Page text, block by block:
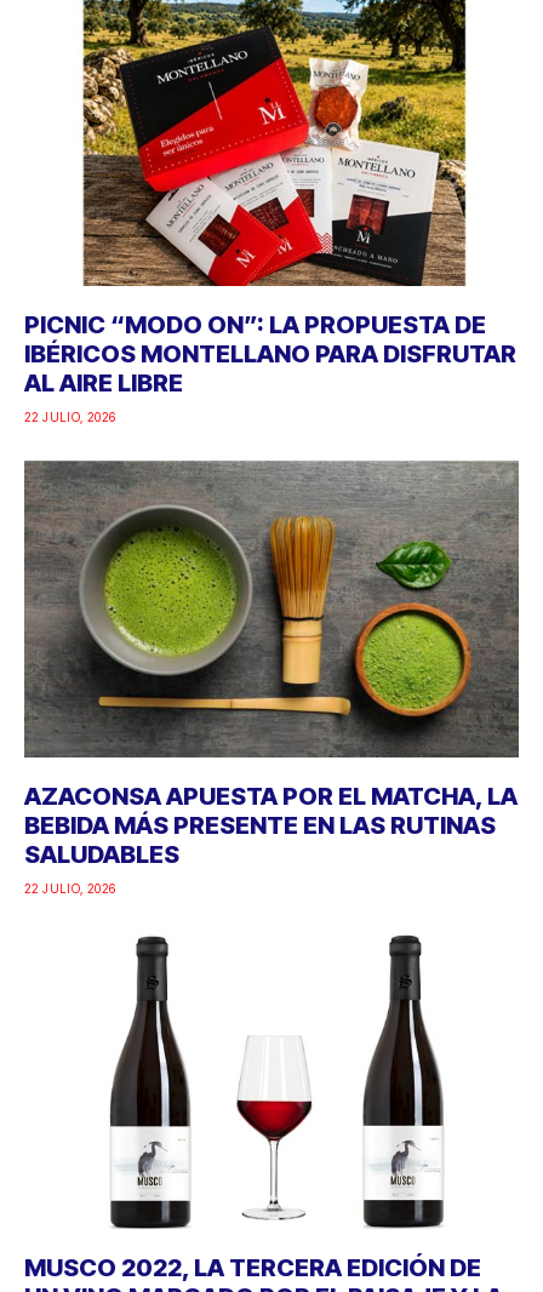
PICNIC “MODO ON”: LA PROPUESTA DE
IBÉRICOS MONTELLANO PARA DISFRUTAR
AL AIRE LIBRE
22 JULIO, 2026
AZACONSA APUESTA POR EL MATCHA, LA
BEBIDA MÁS PRESENTE EN LAS RUTINAS
SALUDABLES
22 JULIO, 2026
MUSCO 2022, LA TERCERA EDICIÓN DE